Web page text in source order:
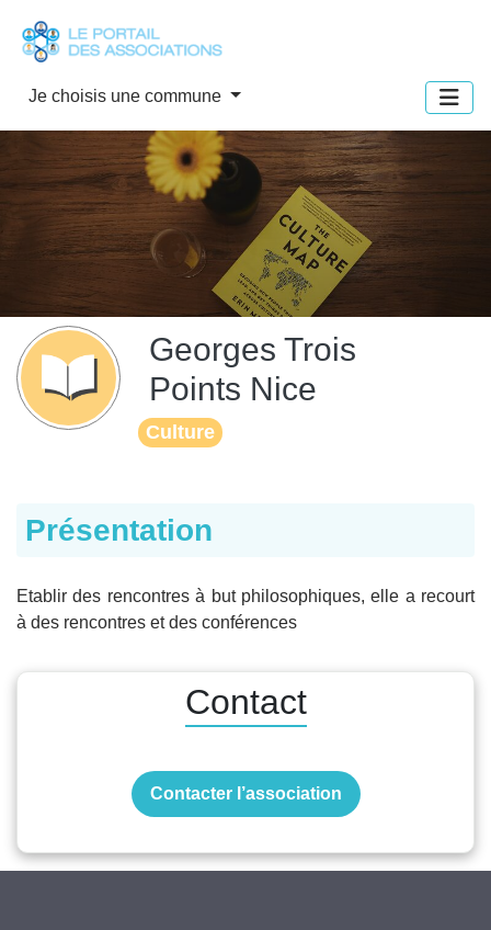
Je choisis une commune
Georges Trois
Points Nice
Culture
Présentation
Etablir des rencontres à but philosophiques, elle a recourt
à des rencontres et des conférences
Contact
Contacter l’association